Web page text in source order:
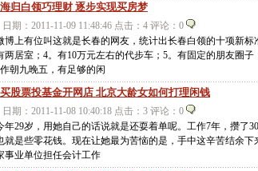
海归白领巧理财 逐步实现买房梦
日期：2011-11-09 11:48:46 点击：4 评论：0
博上有位叫这就是长春的网友，统计出长春白领的十项新标
两居室；4。有10万元左右的代步车；5。有固定的朋友圈
朝九晚五，有足够的闲
买股票投基金开网店 北京大龄女如何打理闲钱
日期：2011-11-08 10:40:18 点击：3 评论：0
年29岁，用她自己的话说就是还耍着单呢。工作7年，攒了
就是些零花钱。现在让她最为苦恼的是，手中这辛苦结余
事业单位担任会计工作